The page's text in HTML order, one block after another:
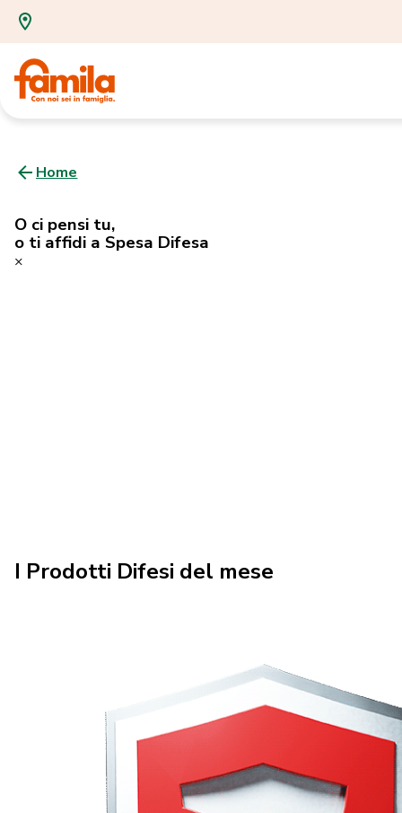
Home
O ci pensi tu,
o ti affidi a Spesa Difesa
×
I Prodotti Difesi del mese